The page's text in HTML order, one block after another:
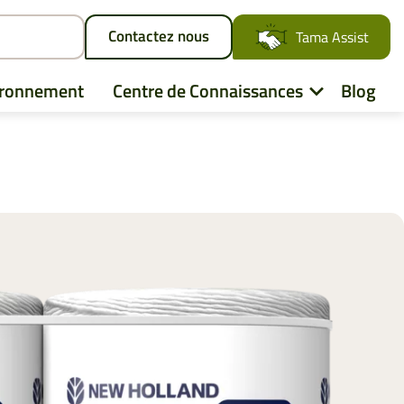
Contactez nous Tama Assist
Centre de Connaissances Blog